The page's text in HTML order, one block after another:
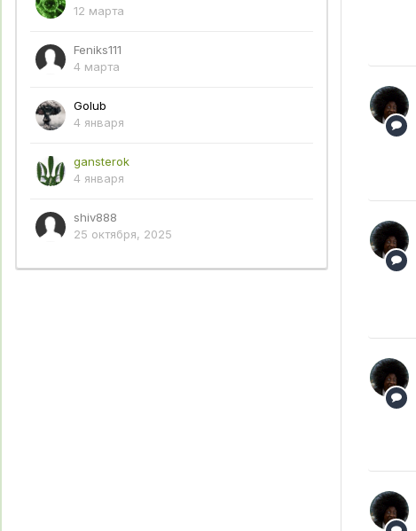
12 марта
Feniks111
4 марта
Golub
4 января
gansterok
4 января
shiv888
25 октября, 2025